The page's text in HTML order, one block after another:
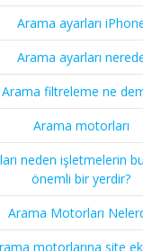
Arama ayarları
Arama ayarları
Arama filtreleme ne
Arama motorları
neden işletmelerin
önemli bir yerdir?
Arama Motorları
motorlarına site